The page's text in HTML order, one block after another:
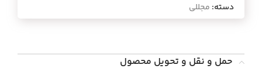
دسته: مجللی
حمل و نقل و تحویل محصول